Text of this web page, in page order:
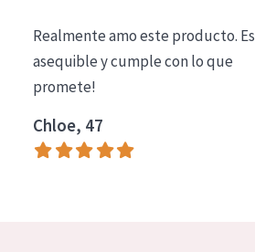
Essentials
Lift+
Expert
Realmente amo este producto. Es
asequible y cumple con lo que
promete!
Chloe, 47